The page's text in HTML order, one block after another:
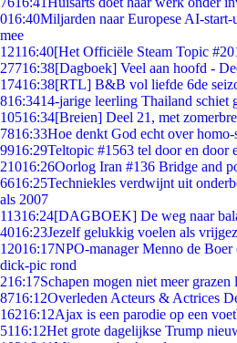
016:40Miljarden naar Europese AI-
mee
12116:40[Het Officiële Steam Topic
27716:38[Dagboek] Veel aan hoofd -
17416:38[RTL] B&B vol liefde 6de
816:3414-jarige leerling Thailand schiet
10516:34[Breien] Deel 21, met
7816:33Hoe denkt God echt over homo-
9916:29Teltopic #1563 tel door en door
21016:26Oorlog Iran #136 Bridge and
6616:25Techniekles verdwijnt uit
als 2007
11316:24[DAGBOEK] De weg naar
4016:23Jezelf gelukkig voelen als
12016:17NPO-manager Menno de
dick-pic rond
216:17Schapen mogen niet meer
8716:12Overleden Acteurs & Actrices
16216:12Ajax is een parodie op een
5116:12Het grote dagelijkse Trump